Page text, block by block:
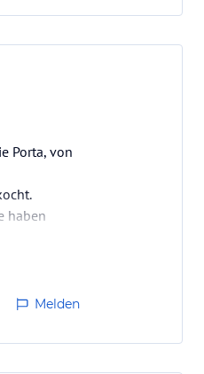
Porta, von
haben
Melden